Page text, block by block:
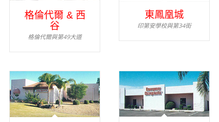
格倫代爾 & 西
谷
格倫代爾與第49大道
東鳳凰城
印第安學校與第34街